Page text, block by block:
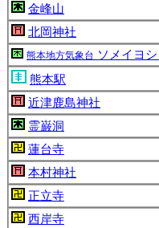
金峰山
北岡神社
熊本地方気象台 ソメイヨ
熊本駅
近津鹿島神社
霊巌洞
蓮台寺
本村神社
正立寺
西岸寺